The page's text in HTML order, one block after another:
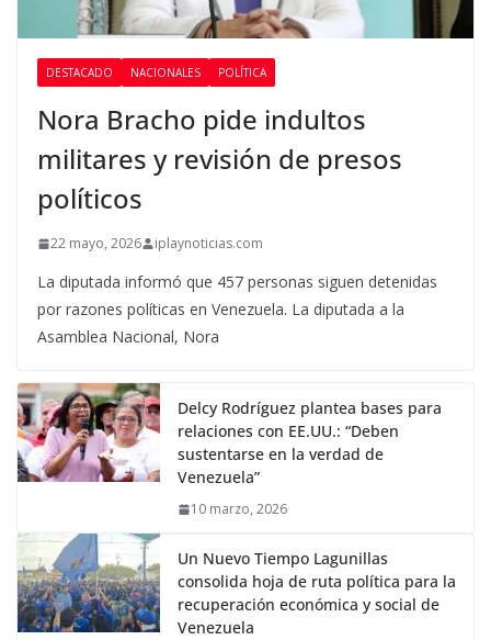
DESTACADO NACIONALES POLÍTICA
Nora Bracho pide indultos
militares y revisión de presos
políticos
22 mayo, 2026 iplaynoticias.com
La diputada informó que 457 personas siguen detenidas
por razones políticas en Venezuela. La diputada a la
Asamblea Nacional, Nora
Delcy Rodríguez plantea bases para
relaciones con EE.UU.: “Deben
sustentarse en la verdad de
Venezuela”
10 marzo, 2026
Un Nuevo Tiempo Lagunillas
consolida hoja de ruta política para la
recuperación económica y social de
Venezuela